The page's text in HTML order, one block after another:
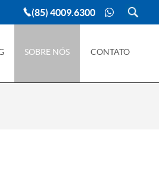
(85) 4009.6300
SOBRE NÓS CONTATO